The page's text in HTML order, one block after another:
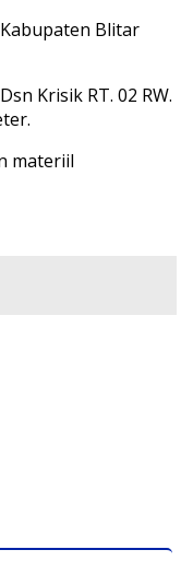
Blitar
Krisik RT. 02 RW.
materiil